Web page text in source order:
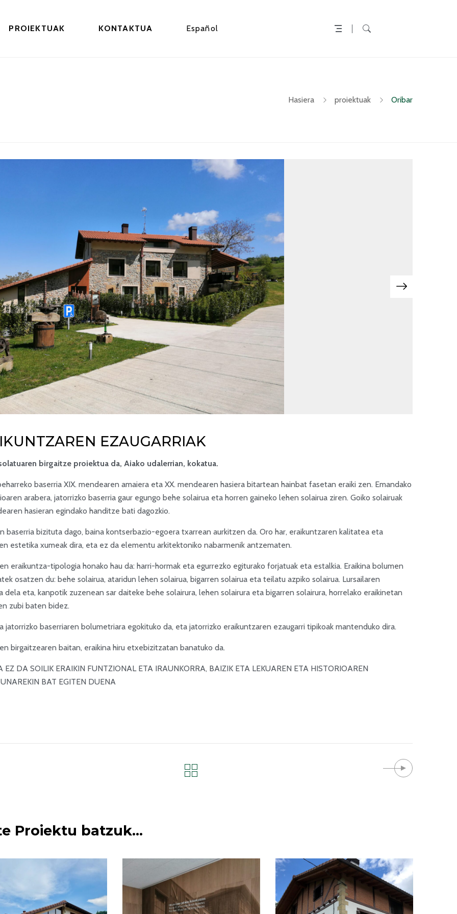
PROIEKTUAK KONTAKTUA Español
Hasiera proiektuak Oribar
EZAUGARRIAK
birgaitze proiektua da, Aiako udalerrian, kokatua.
baserria XIX. mendearen amaiera eta XX. mendearen hasiera bitartean hainbat fasetan eraiki zen. Emandako
arabera, jatorrizko baserria gaur egungo behe solairua eta horren gaineko lehen solairua ziren. Goiko solairuak
hasieran egindako handitze bati dagozkio.
baserria bizituta dago, baina kontserbazio-egoera txarrean aurkitzen da. Oro har, eraikuntzaren kalitatea eta
estetika xumeak dira, eta ez da elementu arkitektoniko nabarmenik antzematen.
eraikuntza-tipologia honako hau da: harri-hormak eta egurrezko egiturako forjatuak eta estalkia. Eraikina bolumen
osatzen du: behe solairua, ataridun lehen solairua, bigarren solairua eta teilatu azpiko solairua. Lursailaren
dela eta, kanpotik zuzenean sar daiteke behe solairura, lehen solairura eta bigarren solairura, horrelako eraikinetan
zubi baten bidez.
jatorrizko baserriaren bolumetriara egokituko da, eta jatorrizko eraikuntzaren ezaugarri tipikoak mantenduko dira.
birgaitzearen baitan, eraikina hiru etxebizitzatan banatuko da.
EZ DA SOILIK ERAIKIN FUNTZIONAL ETA IRAUNKORRA, BAIZIK ETA LEKUAREN ETA HISTORIOAREN
BAT EGITEN DUENA
Proiektu batzuk...